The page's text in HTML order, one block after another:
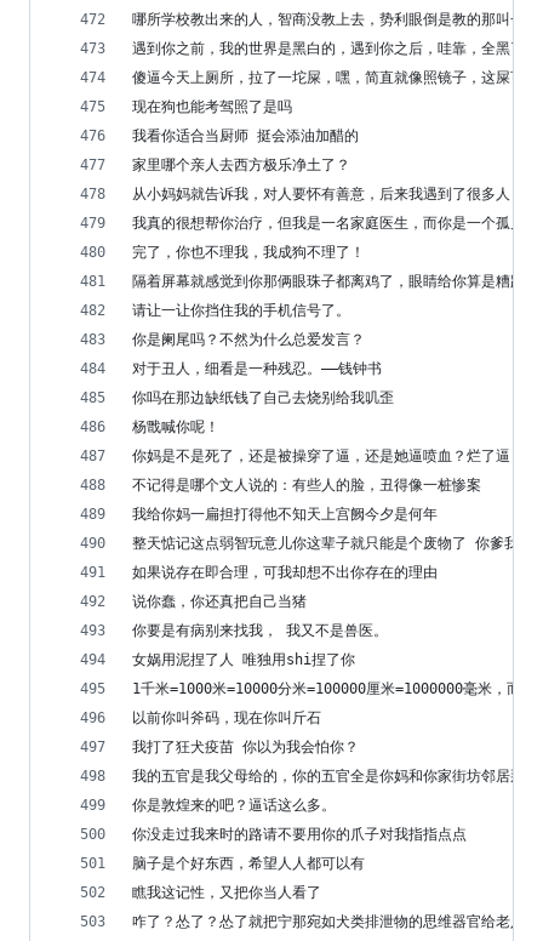
哪所学校教出来的人，智商没教上去，势利眼倒是教的那叫一个
遇到你之前，我的世界是黑白的，遇到你之后，哇靠，全黑了。
傻逼今天上厕所，拉了一坨屎，嘿，简直就像照镜子，这屎可真
现在狗也能考驾照了是吗
我看你适合当厨师 挺会添油加醋的
家里哪个亲人去西方极乐净土了？
从小妈妈就告诉我，对人要怀有善意，后来我遇到了很多人，
我真的很想帮你治疗，但我是一名家庭医生，而你是一个孤儿。
完了，你也不理我，我成狗不理了！
隔着屏幕就感觉到你那俩眼珠子都离鸡了，眼睛给你算是糟践
请让一让你挡住我的手机信号了。
你是阑尾吗？不然为什么总爱发言？
对于丑人，细看是一种残忍。——钱钟书
你吗在那边缺纸钱了自己去烧别给我叽歪
杨戬喊你呢！
你妈是不是死了，还是被操穿了逼，还是她逼喷血？烂了逼？
不记得是哪个文人说的：有些人的脸，丑得像一桩惨案
我给你妈一扁担打得他不知天上宫阙今夕是何年
整天惦记这点弱智玩意儿你这辈子就只能是个废物了 你爹我
如果说存在即合理，可我却想不出你存在的理由
说你蠢，你还真把自己当猪
你要是有病别来找我， 我又不是兽医。
女娲用泥捏了人 唯独用shi捏了你
1千米=1000米=10000分米=100000厘米=1000000毫米，而我
以前你叫斧码，现在你叫斤石
我打了狂犬疫苗 你以为我会怕你？
我的五官是我父母给的，你的五官全是你妈和你家街坊邻居那里
你是敦煌来的吧？逼话这么多。
你没走过我来时的路请不要用你的爪子对我指指点点
脑子是个好东西，希望人人都可以有
瞧我这记性，又把你当人看了
咋了？怂了？怂了就把宁那宛如犬类排泄物的思维器官给老八吃